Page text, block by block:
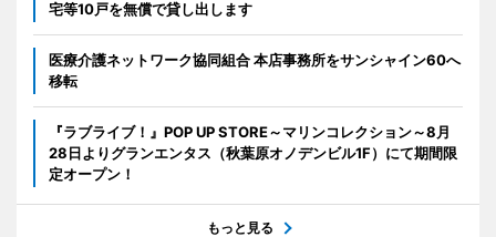
宅等10戸を無償で貸し出します
医療介護ネットワーク協同組合 本店事務所をサンシャイン60へ
移転
『ラブライブ！』POP UP STORE～マリンコレクション～8月
28日よりグランエンタス（秋葉原オノデンビル1F）にて期間限
定オープン！
もっと見る